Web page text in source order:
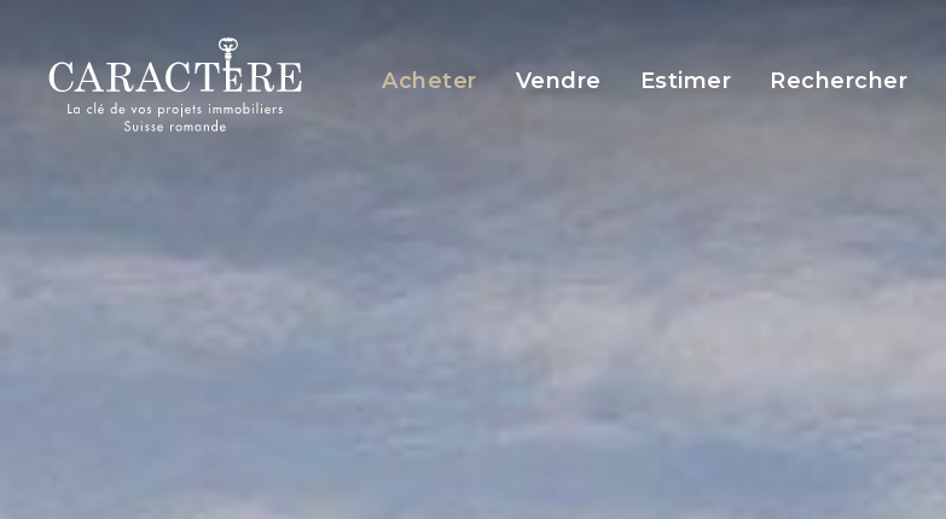
Acheter Vendre Estimer Rechercher